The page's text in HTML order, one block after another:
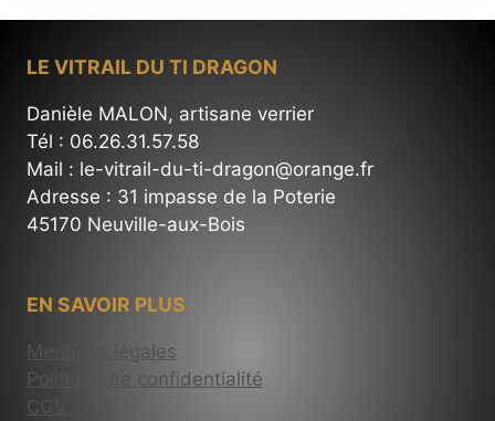
LE VITRAIL DU TI DRAGON
Danièle MALON, artisane verrier
Tél : 06.26.31.57.58
Mail : le-vitrail-du-ti-dragon@orange.fr
Adresse : 31 impasse de la Poterie
45170 Neuville-aux-Bois
EN SAVOIR PLUS
Mentions légales
Politique de confidentialité
CGV